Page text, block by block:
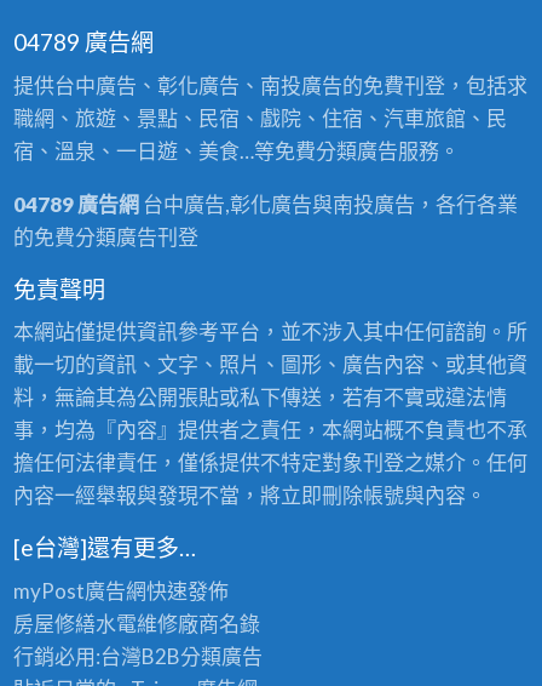
04789 廣告網
提供台中廣告、彰化廣告、南投廣告的免費刊登，包括求
職網、旅遊、景點、民宿、戲院、住宿、汽車旅館、民
宿、溫泉、一日遊、美食…等免費分類廣告服務。
04789 廣告網 台中廣告,彰化廣告與南投廣告，各行各業
的免費分類廣告刊登
免責聲明
本網站僅提供資訊參考平台，並不涉入其中任何諮詢。所
載一切的資訊、文字、照片、圖形、廣告內容、或其他資
料，無論其為公開張貼或私下傳送，若有不實或違法情
事，均為『內容』提供者之責任，本網站概不負責也不承
擔任何法律責任，僅係提供不特定對象刊登之媒介。任何
內容一經舉報與發現不當，將立即刪除帳號與內容。
[e台灣]還有更多…
myPost廣告網快速發佈
房屋修繕水電維修廠商名錄
行銷必用:台灣B2B分類廣告